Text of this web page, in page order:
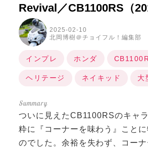
Revival／CB1100RS（
2025-02-10
北岡博樹＠チョイフル！編集部
インプレ ホンダ
ヘリテージ ネイキッド 大
ついに見えたCB1100RSのキャ
粋に『コーナーを味わう』こと
のでした。余裕を失わず、コーナ